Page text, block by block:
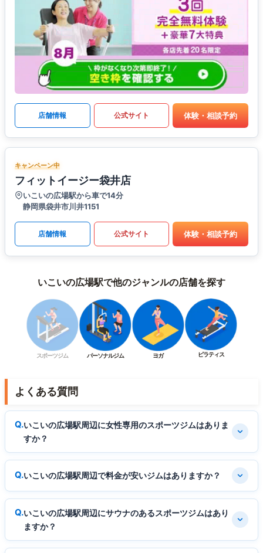
店舗情報 公式サイト 体験・相談予約
キャンペーン中
フィットイージー袋井店
いこいの広場駅から車で14分
静岡県袋井市川井1151
店舗情報 公式サイト 体験・相談予約
いこいの広場駅で他のジャンルの店舗を探す
スポーツジム パーソナルジム ヨガ ピラティス
よくある質問
いこいの広場駅周辺に女性専用のスポーツジムはありま
すか？
いこいの広場駅周辺で料金が安いジムはありますか？
いこいの広場駅周辺にサウナのあるスポーツジムはあり
ますか？